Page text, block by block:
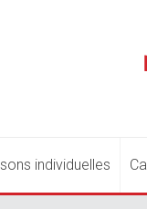
individuelles